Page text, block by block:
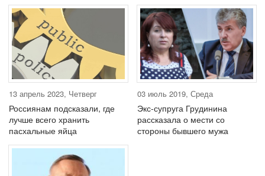
13 апрель 2023, Четверг
Россиянам подсказали, где
лучше всего хранить
пасхальные яйца
03 июль 2019, Среда
Экс-супруга Грудинина
рассказала о мести со
стороны бывшего мужа